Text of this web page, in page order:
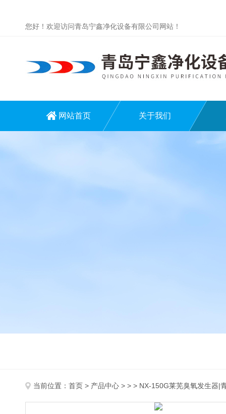
您好！欢迎访问青岛宁鑫净化设备有限公司网站！
网站首页 关于我们
当前位置： 首页 > 产品中心 > > > NX-150G莱芜臭氧发生器|